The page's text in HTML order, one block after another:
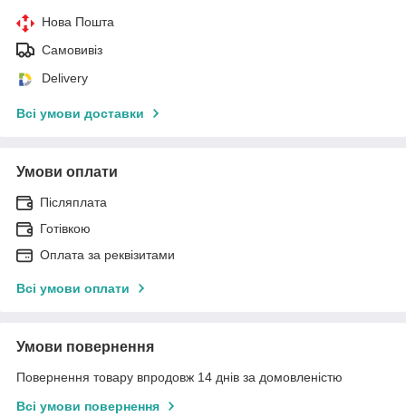
Нова Пошта
Самовивіз
Delivery
Всі умови доставки
Умови оплати
Післяплата
Готівкою
Оплата за реквізитами
Всі умови оплати
Умови повернення
Повернення товару впродовж 14 днів за домовленістю
Всі умови повернення